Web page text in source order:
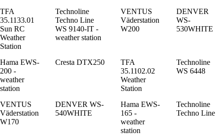
TFA
35.1133.01
Sun RC
Weather
Station
Technoline
Techno Line
WS 9140-IT -
weather station
VENTUS
Väderstation
W200
DENVER
WS-
530WHITE
Hama EWS-
200 -
weather
station
Cresta DTX250
TFA
35.1102.02
Weather
Station
Technoline
WS 6448
VENTUS
Väderstation
W170
DENVER WS-
540WHITE
Hama EWS-
165 -
weather
station
Technoline
Techno Line